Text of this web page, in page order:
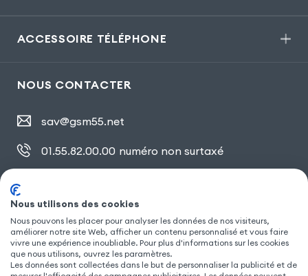
ACCESSOIRE TÉLÉPHONE
NOUS CONTACTER
sav@gsm55.net
01.55.82.00.00 numéro non surtaxé
SUIVEZ NOUS
Nous utilisons des cookies
Nous pouvons les placer pour analyser les données de nos visiteurs,
améliorer notre site Web, afficher un contenu personnalisé et vous faire
vivre une expérience inoubliable. Pour plus d'informations sur les cookies
que nous utilisons, ouvrez les paramètres.
Les données sont collectées dans le but de personnaliser la publicité et de